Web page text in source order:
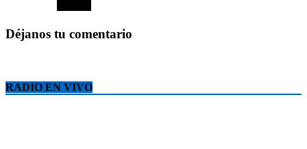
Déjanos tu comentario
RADIO EN VIVO